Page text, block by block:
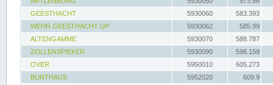
GEESTHACHT
5930060
583.393
WEHR GEESTHACHT UP
5930062
585.99
ALTENGAMME
5930070
588.787
ZOLLENSPIEKER
5930090
598.159
OVER
5950010
605.273
BUNTHAUS
5952020
609.9